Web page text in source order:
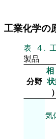
工業化学の
表 4 .
製品
分野
相
）
気